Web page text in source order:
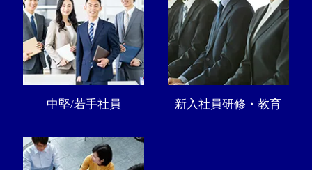
中堅/若手社員 新入社員研修・教育